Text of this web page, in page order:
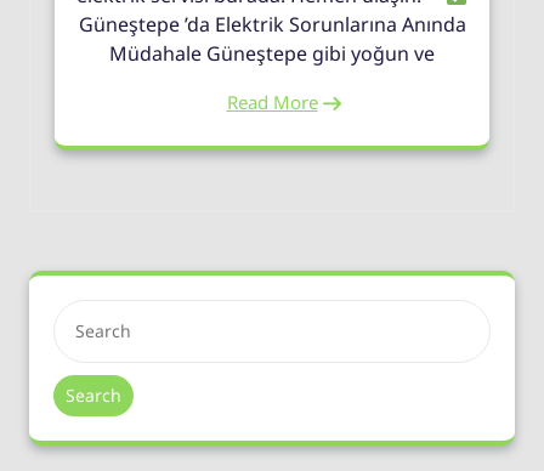
Güneştepe ’da Elektrik Sorunlarına Anında
Müdahale Güneştepe gibi yoğun ve
Read More
Search